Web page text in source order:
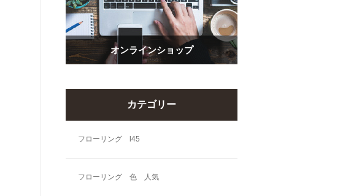
オンラインショップ
カテゴリー
フローリング l45
フローリング 色 人気